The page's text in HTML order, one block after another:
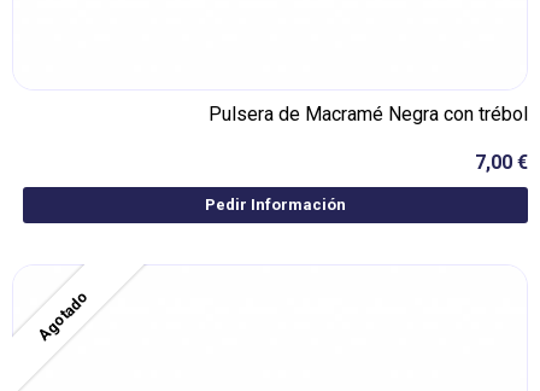
Pulsera de Macramé Negra con trébol
7,00 €
Pedir Información
Agotado